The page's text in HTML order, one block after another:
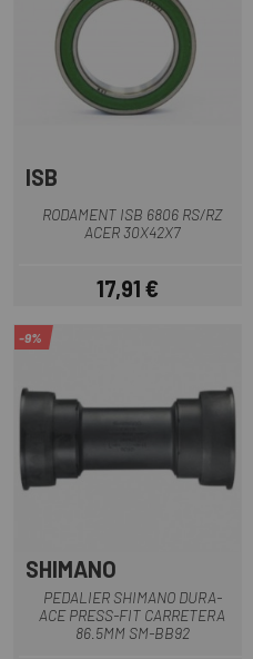
ISB
RODAMENT ISB 6806 RS/RZ
ACER 30X42X7
Preu
17,91 €
-9%
SHIMANO
PEDALIER SHIMANO DURA-
ACE PRESS-FIT CARRETERA
86.5MM SM-BB92